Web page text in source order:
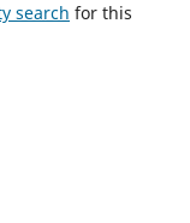
search for this